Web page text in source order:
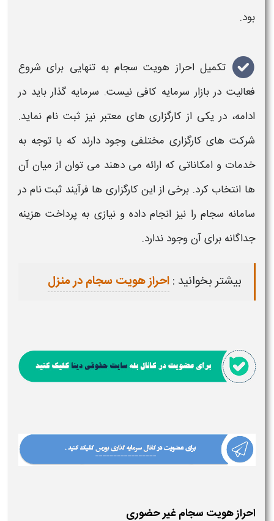
بود.
تکمیلاحراز هویت سجامبه تنهایی برای شروع
فعالیت در بازار سرمایه کافی نیست. سرمایه گذار باید در
ادامه، در یکی از کارگزاری های معتبر نیز ثبت نام نماید.
شرکت های کارگزاری مختلفی وجود دارند که با توجه به
خدمات و امکاناتی که ارائه می دهند می توان از میان آن
ها انتخاب کرد. برخی از این کارگزاری ها فرآیند ثبت نام در
سامانه سجام را نیز انجام داده و نیازی به پرداخت هزینه
جداگانه برای آن وجود ندارد.
بیشتر بخوانید :احراز هویت سجام در منزل
احراز هویت سجام غیر حضوری